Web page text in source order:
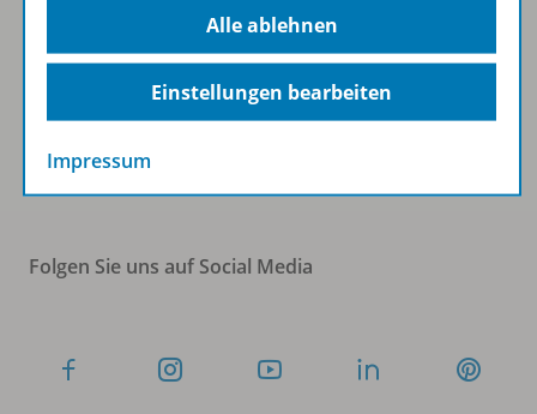
Sofort profitieren
Zum Newsletter anmelden
Folgen Sie uns auf Social Media
Alle ablehnen
Einstellungen bearbeiten
Impressum